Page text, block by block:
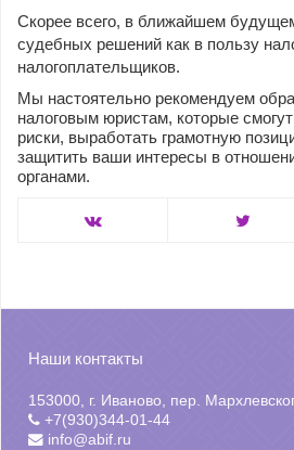
Скорее всего, в ближайшем
судебных решений как в пользу
налогоплательщиков.
Мы настоятельно рекомендуем
налоговым юристам, которые
риски, выработать грамотную
защитить ваши интересы в
органами.
Наши контакты
153000, г. Иваново, пер.
+7(930)344-01-44
info@abif.ru